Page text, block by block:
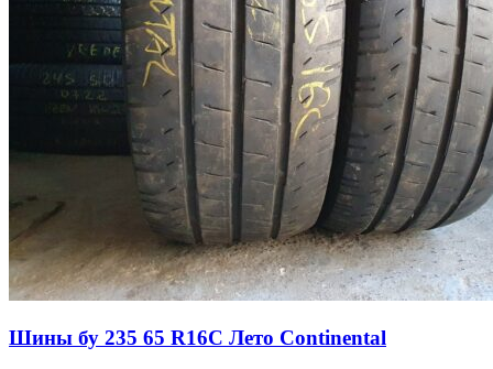
Шины бу 235 65 R16C Лето Continental